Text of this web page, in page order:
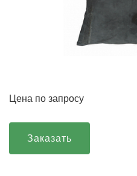
Цена по запросу
Заказать